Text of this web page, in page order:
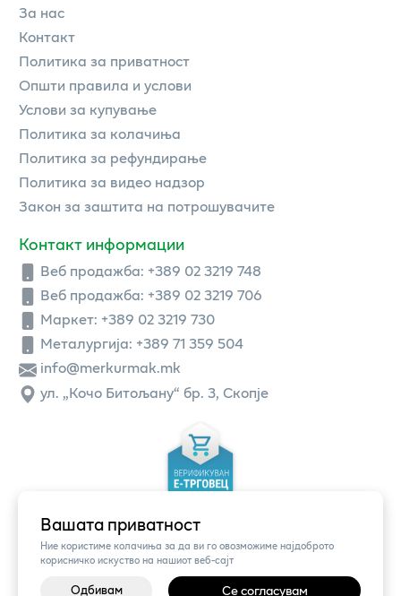
Вашата приватност
Ние користиме колачиња за да ви го овозможиме најдоброто
корисничко искуство на нашиот веб-сајт
Одбивам Се согласувам
За нас
Контакт
Политика за приватност
Општи правила и услови
Услови за купување
Политика за колачиња
Политика за рефундирање
Политика за видео надзор
Закон за заштита на потрошувачите
Контакт информации
Веб продажба: +389 02 3219 748
Веб продажба: +389 02 3219 706
Маркет: +389 02 3219 730
Металургија: +389 71 359 504
info@merkurmak.mk
ул. „Кочо Битољану“ бр. 3, Скопје